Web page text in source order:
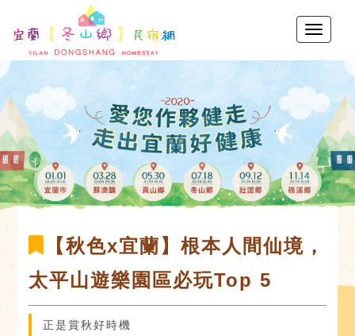
【秋色x宜蘭】根本人間仙境，
太平山遊樂園區必玩Top 5
正是賞秋好時機